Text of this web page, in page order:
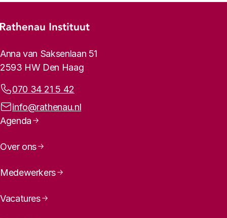
Doel van het project
Footer-menu
Rathenau logo, naar de homepage
Contactinformatie
Anna van Saksenlaan 51
2593 HW Den Haag
Telefoonnummer:
070 34 21 5 42
E-mailadres:
info@rathenau.nl
Paginanavigatie
Agenda
Over ons
Medewerkers
Vacatures